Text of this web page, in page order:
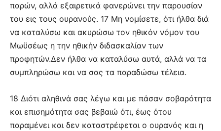
παρών, αλλά εξαιρετικά φανερώνει την παρουσίαν
του εις τους ουρανούς. 17 Μη νομίσετε, ότι ήλθα διά
να καταλύσω και ακυρώσω τον ηθικόν νόμον του
Μωϋσέως η την ηθικήν διδασκαλίαν των
προφητών.Δεν ήλθα να καταλύσω αυτά, αλλά να τα
συμπληρώσω και να σας τα παραδώσω τέλεια.
18 Διότι αληθινά σας λέγω και με πάσαν σοβαρότητα
και επισημότητα σας βεβαιώ ότι, έως ότου
παραμένει και δεν καταστρέφεται ο ουρανός και η